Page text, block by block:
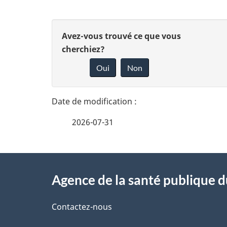
D
é
a
l
s
d
D
n
v
o
Avez-vous trouvé ce que vous
cherchiez?
Oui Non
2026-07-31
proposAgence de la santé publique
Contactez-nous